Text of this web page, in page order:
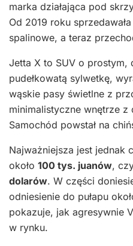
marka działająca pod
Od 2019 roku
spalinowe, a teraz
Jetta X to SUV o prostym,
pudełkowatą sylwetkę,
wąskie pasy świetlne z
minimalistyczne wnętrze z
Samochód powstał na
Najważniejsza jest jednak
około 100 tys. juanów,
dolarów. W części
odniesienie do pułapu
pokazuje, jak agresywnie
w rynku.